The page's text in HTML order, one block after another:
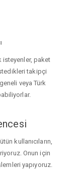
isteyenler, paket
takipçi
veya Türk
kullanıcıların,
Onun için
yapıyoruz.